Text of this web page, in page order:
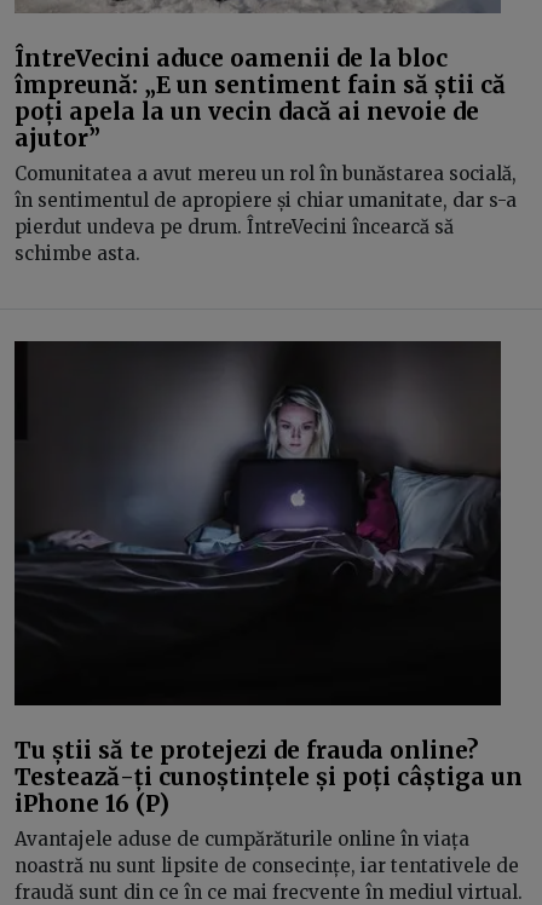
ÎntreVecini aduce oamenii de la bloc
împreună: „E un sentiment fain să știi că
poți apela la un vecin dacă ai nevoie de
ajutor”
Comunitatea a avut mereu un rol în bunăstarea socială,
în sentimentul de apropiere și chiar umanitate, dar s-a
pierdut undeva pe drum. ÎntreVecini încearcă să
schimbe asta.
Tu știi să te protejezi de frauda online?
Testează-ți cunoștințele și poți câștiga un
iPhone 16 (P)
Avantajele aduse de cumpărăturile online în viața
noastră nu sunt lipsite de consecințe, iar tentativele de
fraudă sunt din ce în ce mai frecvente în mediul virtual.